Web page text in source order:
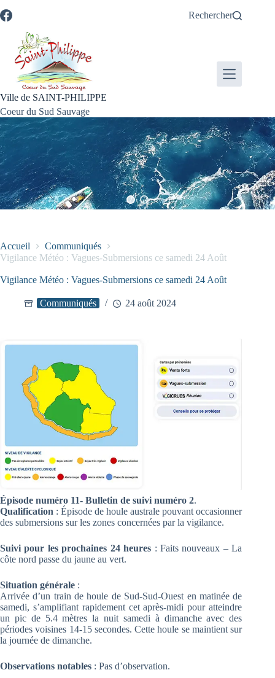
au
au
à
recherche
au
Rechercher
Ville de SAINT-PHILIPPE
Coeur du Sud Sauvage
Accueil
Communiqués
Vigilance Météo : Vagues-Submersions ce samedi 24 Août
Vigilance Météo : Vagues-Submersions ce samedi 24 Août
Communiqués 24 août 2024
Épisode numéro 11- Bulletin de suivi numéro 2.
Qualification : Épisode de houle australe pouvant occasionner
des submersions sur les zones concernées par la vigilance.
Suivi pour les prochaines 24 heures : Faits nouveaux – La
côte nord passe du jaune au vert.
Situation générale :
Arrivée d’un train de houle de Sud-Sud-Ouest en matinée de
samedi, s’amplifiant rapidement cet après-midi pour atteindre
un pic de 5.4 mètres la nuit samedi à dimanche avec des
périodes voisines 14-15 secondes. Cette houle se maintient sur
la journée de dimanche.
Observations notables : Pas d’observation.